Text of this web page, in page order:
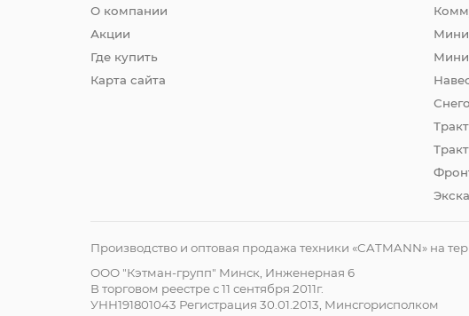
О компании
Акции
Где купить
Карта сайта
Производство и оптовая продажа техники «CATMANN» на
ООО "Кэтман-групп" Минск, Инженерная 6
В торговом реестре с 11 сентября 2011г.
УНН191801043 Регистрация 30.01.2013, Минсгорисполком